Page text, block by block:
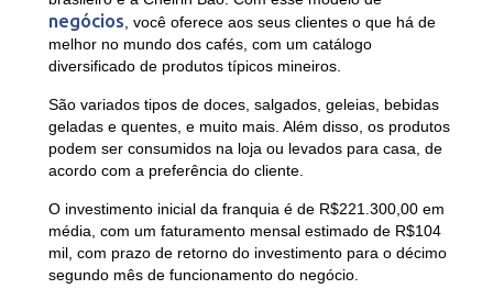
negócios , você oferece aos seus clientes o que há de
melhor no mundo dos cafés, com um catálogo
diversificado de produtos típicos mineiros.
São variados tipos de doces, salgados, geleias, bebidas
geladas e quentes, e muito mais. Além disso, os produtos
podem ser consumidos na loja ou levados para casa, de
acordo com a preferência do cliente.
O investimento inicial da franquia é de R$221.300,00em
média, com um faturamento mensal estimado de R$104
mil, com prazo de retorno do investimento para o décimo
segundo mês de funcionamento do negócio.